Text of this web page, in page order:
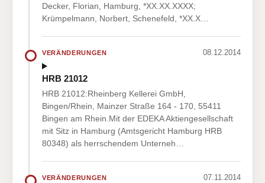
Decker, Florian, Hamburg, *XX.XX.XXXX;
Krümpelmann, Norbert, Schenefeld, *XX.X…
VERÄNDERUNGEN 08.12.2014
HRB 21012
HRB 21012:Rheinberg Kellerei GmbH,
Bingen/Rhein, Mainzer Straße 164 - 170, 55411
Bingen am Rhein.Mit der EDEKA Aktiengesellschaft
mit Sitz in Hamburg (Amtsgericht Hamburg HRB
80348) als herrschendem Unterneh…
VERÄNDERUNGEN 07.11.2014